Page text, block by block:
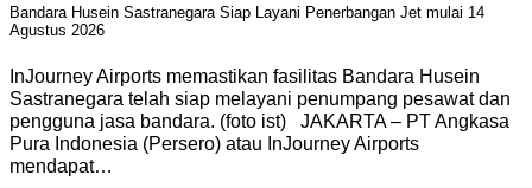
Bandara Husein Sastranegara Siap Layani Penerbangan Jet mulai 14
Agustus 2026
InJourney Airports memastikan fasilitas Bandara Husein
Sastranegara telah siap melayani penumpang pesawat dan
pengguna jasa bandara. (foto ist) JAKARTA – PT Angkasa
Pura Indonesia (Persero) atau InJourney Airports
mendapat…